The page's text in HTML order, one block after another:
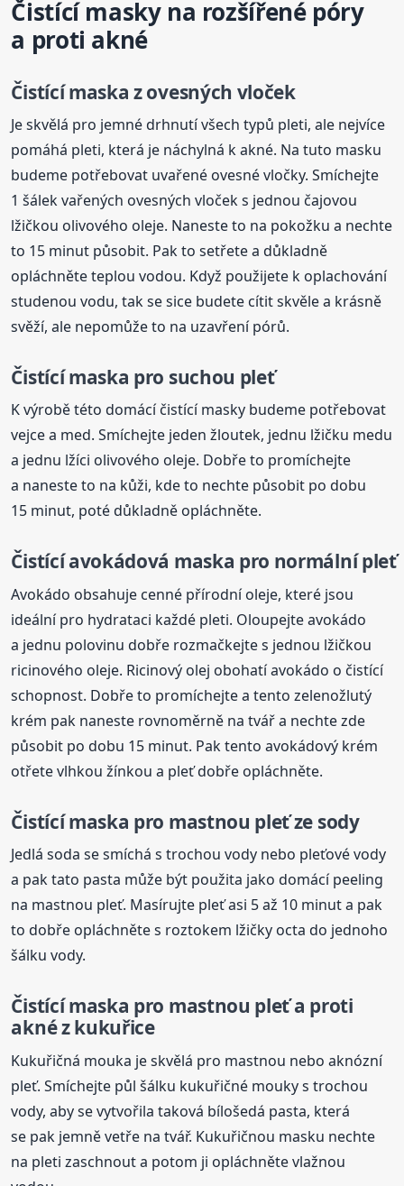
Čistící masky na rozšířené póry
a proti akné
Čistící maska z ovesných vloček
Je skvělá pro jemné drhnutí všech typů pleti, ale nejvíce
pomáhá pleti, která je náchylná k akné. Na tuto masku
budeme potřebovat uvařené ovesné vločky. Smíchejte
1 šálek vařených ovesných vloček s jednou čajovou
lžičkou olivového oleje. Naneste to na pokožku a nechte
to 15 minut působit. Pak to setřete a důkladně
opláchněte teplou vodou. Když použijete k oplachování
studenou vodu, tak se sice budete cítit skvěle a krásně
svěží, ale nepomůže to na uzavření pórů.
Čistící maska pro suchou pleť
K výrobě této domácí čistící masky budeme potřebovat
vejce a med. Smíchejte jeden žloutek, jednu lžičku medu
a jednu lžíci olivového oleje. Dobře to promíchejte
a naneste to na kůži, kde to nechte působit po dobu
15 minut, poté důkladně opláchněte.
Čistící avokádová maska pro normální pleť
Avokádo obsahuje cenné přírodní oleje, které jsou
ideální pro hydrataci každé pleti. Oloupejte avokádo
a jednu polovinu dobře rozmačkejte s jednou lžičkou
ricinového oleje. Ricinový olej obohatí avokádo o čistící
schopnost. Dobře to promíchejte a tento zelenožlutý
krém pak naneste rovnoměrně na tvář a nechte zde
působit po dobu 15 minut. Pak tento avokádový krém
otřete vlhkou žínkou a pleť dobře opláchněte.
Čistící maska pro mastnou pleť ze sody
Jedlá soda se smíchá s trochou vody nebo pleťové vody
a pak tato pasta může být použita jako domácí peeling
na mastnou pleť. Masírujte pleť asi 5 až 10 minut a pak
to dobře opláchněte s roztokem lžičky octa do jednoho
šálku vody.
Čistící maska pro mastnou pleť a proti
akné z kukuřice
Kukuřičná mouka je skvělá pro mastnou nebo aknózní
pleť. Smíchejte půl šálku kukuřičné mouky s trochou
vody, aby se vytvořila taková bílošedá pasta, která
se pak jemně vetře na tvář. Kukuřičnou masku nechte
na pleti zaschnout a potom ji opláchněte vlažnou